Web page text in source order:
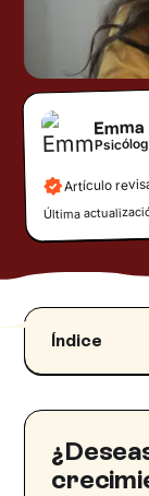
Artículo
Última
Índice
¿Por
No tengo